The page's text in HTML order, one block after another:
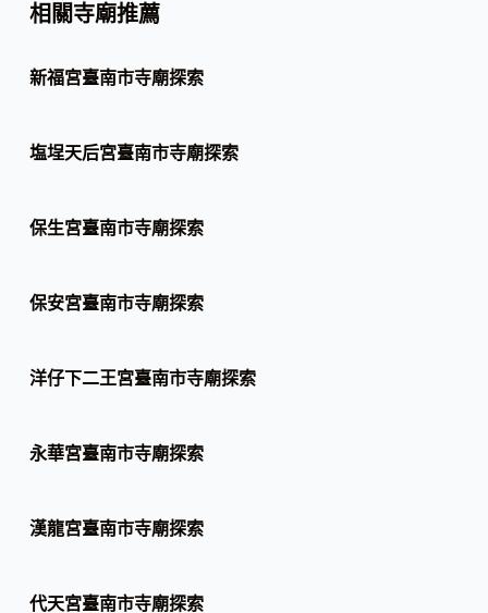
相關寺廟推薦
新福宮臺南市寺廟探索
塩埕天后宮臺南市寺廟探索
保生宮臺南市寺廟探索
保安宮臺南市寺廟探索
洋仔下二王宮臺南市寺廟探索
永華宮臺南市寺廟探索
漢龍宮臺南市寺廟探索
代天宮臺南市寺廟探索